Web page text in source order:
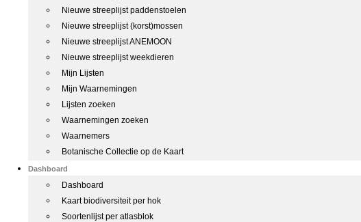
Nieuwe streeplijst paddenstoelen
Nieuwe streeplijst (korst)mossen
Nieuwe streeplijst ANEMOON
Nieuwe streeplijst weekdieren
Mijn Lijsten
Mijn Waarnemingen
Lijsten zoeken
Waarnemingen zoeken
Waarnemers
Botanische Collectie op de Kaart
Dashboard
Dashboard
Kaart biodiversiteit per hok
Soortenlijst per atlasblok